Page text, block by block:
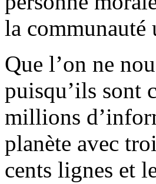
la communauté
Que l’on ne
puisqu’ils sont
millions
planète avec
cents lignes et